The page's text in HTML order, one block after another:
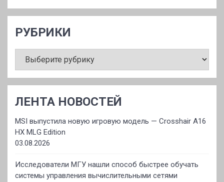
РУБРИКИ
ЛЕНТА НОВОСТЕЙ
MSI выпустила новую игровую модель — Crosshair A16
HX MLG Edition
03.08.2026
Исследователи МГУ нашли способ быстрее обучать
системы управления вычислительными сетями